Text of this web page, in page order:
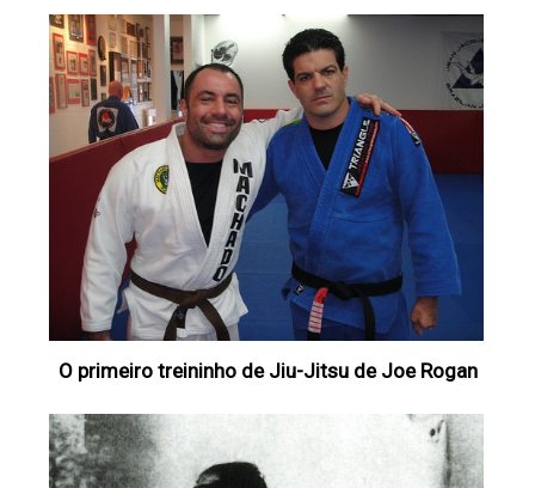
O primeiro treininho de Jiu-Jitsu de Joe Rogan